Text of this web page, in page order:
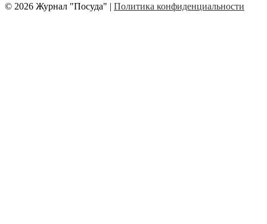
© 2026 Журнал "Посуда" | Политика конфиденциальности